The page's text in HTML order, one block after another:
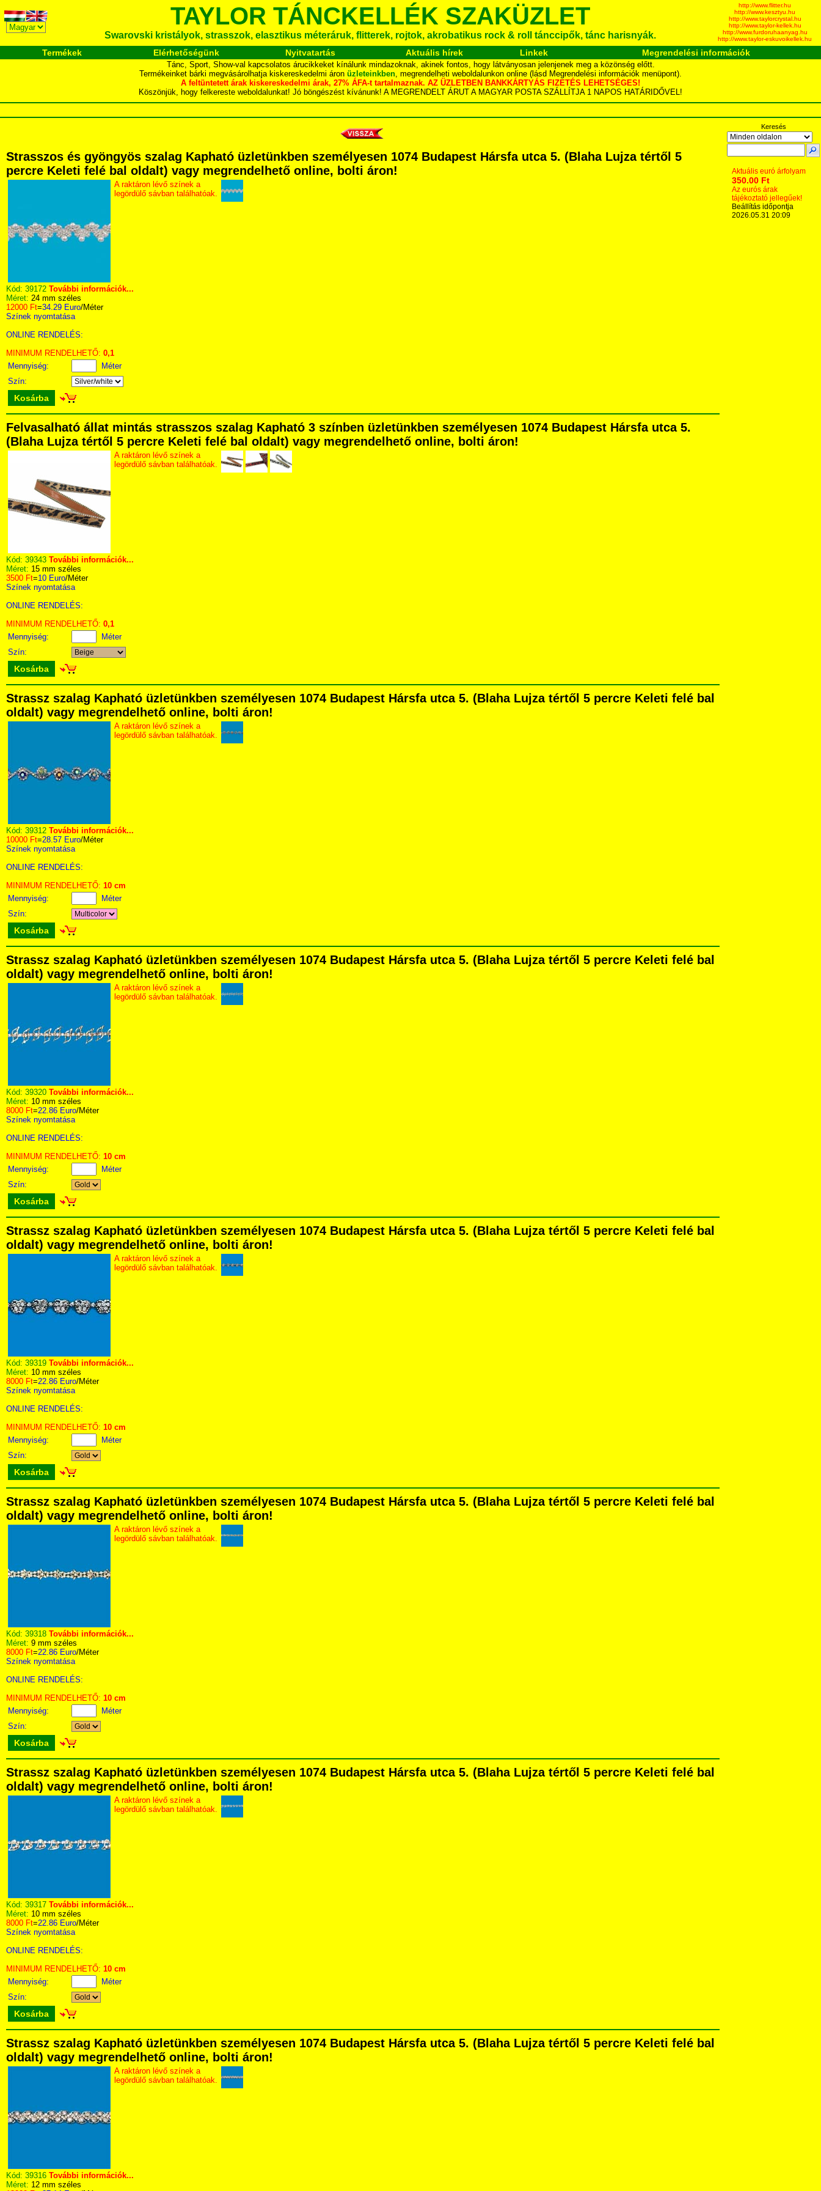
TAYLOR TÁNCKELLÉK SZAKÜZLET
Swarovski kristályok, strasszok, elasztikus méteráruk, flitterek, rojtok, akrobatikus rock & roll tánccipők, tánc harisnyák.
http://www.flitter.hu
http://www.kesztyu.hu
http://www.taylorcrystal.hu
http://www.taylor-kellek.hu
http://www.furdoruhaanyag.hu
http://www.taylor-eskuvoikellek.hu
Termékek Elérhetőségünk Nyitvatartás Aktuális hírek Linkek Megrendelési információk
Tánc, Sport, Show-val kapcsolatos árucikkeket kínálunk mindazoknak, akinek fontos, hogy látványosan jelenjenek meg a közönség előtt.
Termékeinket bárki megvásárolhatja kiskereskedelmi áron üzleteinkben, megrendelheti weboldalunkon online (lásd Megrendelési információk menüpont).
A feltüntetett árak kiskereskedelmi árak, 27% ÁFA-t tartalmaznak. AZ ÜZLETBEN BANKKÁRTYÁS FIZETÉS LEHETSÉGES!
Köszönjük, hogy felkereste weboldalunkat! Jó böngészést kívánunk! A MEGRENDELT ÁRUT A MAGYAR POSTA SZÁLLÍTJA 1 NAPOS HATÁRIDŐVEL!
Strasszos és gyöngyös szalag Kapható üzletünkben személyesen 1074 Budapest Hársfa utca 5. (Blaha Lujza tértől 5
percre Keleti felé bal oldalt) vagy megrendelhető online, bolti áron!
A raktáron lévő színek a
legördülő sávban találhatóak.
Kód: 39172 További információk...
Méret: 24 mm széles
12000 Ft=34.29 Euro/Méter
Színek nyomtatása
ONLINE RENDELÉS:
MINIMUM RENDELHETŐ: 0,1
Mennyiség:
Méter
Szín:
Kosárba
Felvasalható állat mintás strasszos szalag Kapható 3 színben üzletünkben személyesen 1074 Budapest Hársfa utca 5.
(Blaha Lujza tértől 5 percre Keleti felé bal oldalt) vagy megrendelhető online, bolti áron!
A raktáron lévő színek a
legördülő sávban találhatóak.
Kód: 39343 További információk...
Méret: 15 mm széles
3500 Ft=10 Euro/Méter
Színek nyomtatása
ONLINE RENDELÉS:
MINIMUM RENDELHETŐ: 0,1
Mennyiség:
Méter
Szín:
Kosárba
Strassz szalag Kapható üzletünkben személyesen 1074 Budapest Hársfa utca 5. (Blaha Lujza tértől 5 percre Keleti felé bal
oldalt) vagy megrendelhető online, bolti áron!
A raktáron lévő színek a
legördülő sávban találhatóak.
Kód: 39312 További információk...
10000 Ft=28.57 Euro/Méter
Színek nyomtatása
ONLINE RENDELÉS:
MINIMUM RENDELHETŐ: 10 cm
Mennyiség:
Méter
Szín:
Kosárba
Strassz szalag Kapható üzletünkben személyesen 1074 Budapest Hársfa utca 5. (Blaha Lujza tértől 5 percre Keleti felé bal
oldalt) vagy megrendelhető online, bolti áron!
A raktáron lévő színek a
legördülő sávban találhatóak.
Kód: 39320 További információk...
Méret: 10 mm széles
8000 Ft=22.86 Euro/Méter
Színek nyomtatása
ONLINE RENDELÉS:
MINIMUM RENDELHETŐ: 10 cm
Mennyiség:
Méter
Szín:
Kosárba
Strassz szalag Kapható üzletünkben személyesen 1074 Budapest Hársfa utca 5. (Blaha Lujza tértől 5 percre Keleti felé bal
oldalt) vagy megrendelhető online, bolti áron!
A raktáron lévő színek a
legördülő sávban találhatóak.
Kód: 39319 További információk...
Méret: 10 mm széles
8000 Ft=22.86 Euro/Méter
Színek nyomtatása
ONLINE RENDELÉS:
MINIMUM RENDELHETŐ: 10 cm
Mennyiség:
Méter
Szín:
Kosárba
Strassz szalag Kapható üzletünkben személyesen 1074 Budapest Hársfa utca 5. (Blaha Lujza tértől 5 percre Keleti felé bal
oldalt) vagy megrendelhető online, bolti áron!
A raktáron lévő színek a
legördülő sávban találhatóak.
Kód: 39318 További információk...
Méret: 9 mm széles
8000 Ft=22.86 Euro/Méter
Színek nyomtatása
ONLINE RENDELÉS:
MINIMUM RENDELHETŐ: 10 cm
Mennyiség:
Méter
Szín:
Kosárba
Strassz szalag Kapható üzletünkben személyesen 1074 Budapest Hársfa utca 5. (Blaha Lujza tértől 5 percre Keleti felé bal
oldalt) vagy megrendelhető online, bolti áron!
A raktáron lévő színek a
legördülő sávban találhatóak.
Kód: 39317 További információk...
Méret: 10 mm széles
8000 Ft=22.86 Euro/Méter
Színek nyomtatása
ONLINE RENDELÉS:
MINIMUM RENDELHETŐ: 10 cm
Mennyiség:
Méter
Szín:
Kosárba
Strassz szalag Kapható üzletünkben személyesen 1074 Budapest Hársfa utca 5. (Blaha Lujza tértől 5 percre Keleti felé bal
oldalt) vagy megrendelhető online, bolti áron!
A raktáron lévő színek a
legördülő sávban találhatóak.
Kód: 39316 További információk...
Méret: 12 mm széles
Keresés
Aktuális euró árfolyam
350.00 Ft
Az eurós árak
tájékoztató jellegűek!
Beállítás időpontja
2026.05.31 20:09